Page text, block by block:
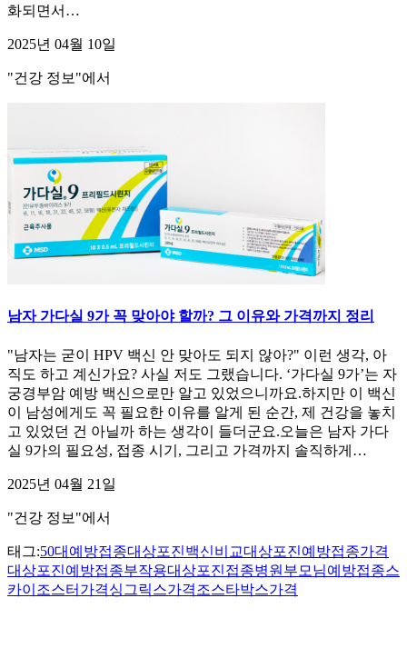
화되면서…
2025년 04월 10일
"건강 정보"에서
남자 가다실 9가 꼭 맞아야 할까? 그 이유와 가격까지 정리
"남자는 굳이 HPV 백신 안 맞아도 되지 않아?" 이런 생각, 아
직도 하고 계신가요? 사실 저도 그랬습니다. ‘가다실 9가’는 자
궁경부암 예방 백신으로만 알고 있었으니까요.하지만 이 백신
이 남성에게도 꼭 필요한 이유를 알게 된 순간, 제 건강을 놓치
고 있었던 건 아닐까 하는 생각이 들더군요.오늘은 남자 가다
실 9가의 필요성, 접종 시기, 그리고 가격까지 솔직하게…
2025년 04월 21일
"건강 정보"에서
태그:50대예방접종대상포진백신비교대상포진예방접종가격
대상포진예방접종부작용대상포진접종병원 부모님예방접종스
카이조스터가격싱그릭스가격조스타박스가격